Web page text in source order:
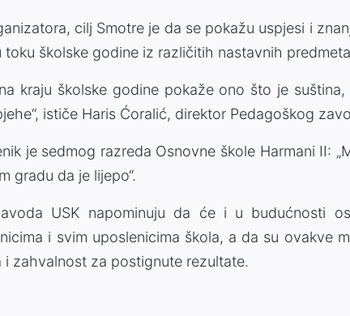
cilj Smotre je da se pokažu uspjesi i
toku školske godine iz različitih nastavnih
kraju školske godine pokaže ono što je
ističe Haris Ćoralić, direktor Pedagoškog
je sedmog razreda Osnovne škole Harmani II:
gradu da je lijepo“.
USK napominuju da će i u budućnosti
i svim uposlenicima škola, a da su ovakve
i zahvalnost za postignute rezultate.